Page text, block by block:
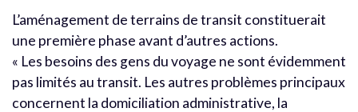
L’aménagement de terrains de transit constituerait
une première phase avant d’autres actions.
« Les besoins des gens du voyage ne sont évidemment
pas limités au transit. Les autres problèmes principaux
concernent la domiciliation administrative, la